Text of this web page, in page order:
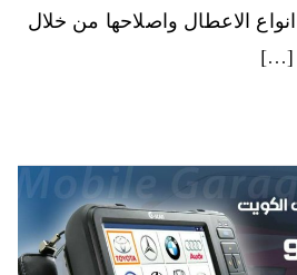
الاعطال واصلاحها من خلال
[…]